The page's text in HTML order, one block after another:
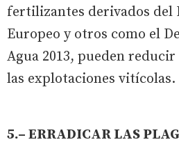
fertilizantes derivados del
Europeo y otros como el
Agua 2013, pueden
las explotaciones vitícolas.
5.– ERRADICAR LAS